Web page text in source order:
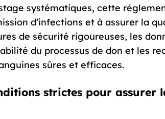
systématiques, cette
d’infections et à assurer la
de sécurité rigoureuses, les
du processus de don et les
sûres et efficaces.
strictes pour assurer